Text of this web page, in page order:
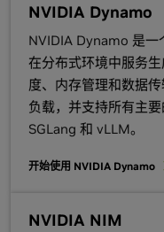
NVIDIA Dynamo
NVIDIA Dynamo 是一
在分布式环境中服务
度、内存管理和数据
负载，并支持所有主
SGLang 和 vLLM。
开始使用 NVIDIA Dynamo
NVIDIA NIM